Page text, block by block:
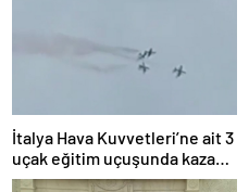
İtalya Hava Kuvvetleri’ne ait 3
uçak eğitim uçuşunda kaza
yaptı